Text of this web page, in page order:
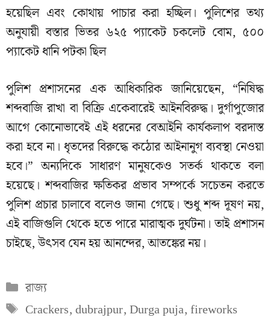
হয়েছিল এবং কোথায় পাচার করা হচ্ছিল। পুলিশের তথ্য
অনুযায়ী বস্তার ভিতর ৬২৫ প্যাকেট চকলেট বোম, ৫০০
প্যাকেট ধানি পটকা ছিল
পুলিশ প্রশাসনের এক আধিকারিক জানিয়েছেন, “নিষিদ্ধ
শব্দবাজি রাখা বা বিক্রি একেবারেই আইনবিরুদ্ধ। দুর্গাপুজোর
আগে কোনোভাবেই এই ধরনের বেআইনি কার্যকলাপ বরদাস্ত
করা হবে না। ধৃতদের বিরুদ্ধে কঠোর আইনানুগ ব্যবস্থা নেওয়া
হবে।” অন্যদিকে সাধারণ মানুষকেও সতর্ক থাকতে বলা
হয়েছে। শব্দবাজির ক্ষতিকর প্রভাব সম্পর্কে সচেতন করতে
পুলিশ প্রচার চালাবে বলেও জানা গেছে। শুধু শব্দ দূষণ নয়,
এই বাজিগুলি থেকে হতে পারে মারাত্মক দুর্ঘটনা। তাই প্রশাসন
চাইছে, উৎসব যেন হয় আনন্দের, আতঙ্কের নয়।
Categories
রাজ্য
Tags
Crackers,dubrajpur,Durga puja,fireworks